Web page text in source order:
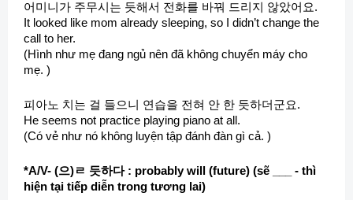
어미니가 주무시는 듯해서 전화를 바꿔 드리지 않았어요.
It looked like mom already sleeping, so I didn’t change the
call to her.
(Hình như mẹ đang ngủ nên đã không chuyển máy cho
mẹ. )
피아노 치는 걸 들으니 연습을 전혀 안 한 듯하더군요.
He seems not practice playing piano at all.
(Có vẻ như nó không luyện tập đánh đàn gì cả. )
*A/V- (으)ㄹ 듯하다 : probably will (future) (sẽ ___ - thì
hiện tại tiếp diễn trong tương lai)